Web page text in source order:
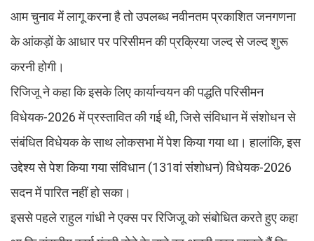
आम चुनाव में लागू करना है तो उपलब्ध नवीनतम प्रकाशित जनगणना
के आंकड़ों के आधार पर परिसीमन की प्रक्रिया जल्द से जल्द शुरू
करनी होगी।
रिजिजू ने कहा कि इसके लिए कार्यान्वयन की पद्धति परिसीमन
विधेयक-2026 में प्रस्तावित की गई थी, जिसे संविधान में संशोधन से
संबंधित विधेयक के साथ लोकसभा में पेश किया गया था। हालांकि, इस
उद्देश्य से पेश किया गया संविधान (131वां संशोधन) विधेयक-2026
सदन में पारित नहीं हो सका।
इससे पहले राहुल गांधी ने एक्स पर रिजिजू को संबोधित करते हुए कहा